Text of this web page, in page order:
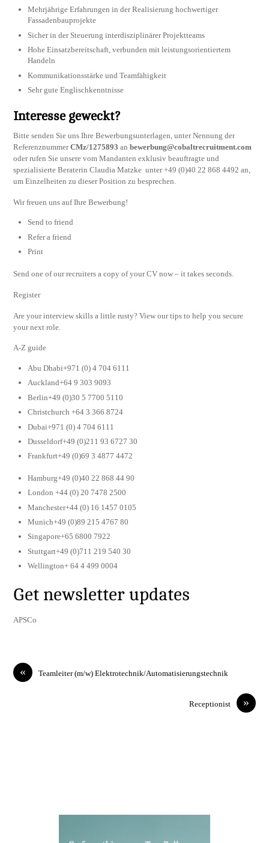
Mehrjährige Erfahrungen in der Realisierung hochwertiger
Fassadenbauprojekte
Sicher in der Steuerung interdisziplinärer Projektteams
Hohe Einsatzbereitschaft, verbunden mit leistungsorientiertem
Handeln
Kommunikationsstärke und Teamfähigkeit
Sehr gute Englischkenntnisse
Interesse geweckt?
Bitte senden Sie uns Ihre Bewerbungsunterlagen, unter Nennung der
ReferenznummerCMz/1275893 anbewerbung@cobaltrecruitment.com
oder rufen Sie unsere vom Mandanten exklusiv beauftragte und
spezialisierte Beraterin Claudia Matzke unter +49 (0)40 22 868 4492 an,
um Einzelheiten zu dieser Position zu besprechen.
Wir freuen uns auf Ihre Bewerbung!
Send to friend
Refer a friend
Print
Send one of our recruiters a copy of your CV now – it takes seconds.
Register
Are your interview skills a little rusty? View our tips to help you secure
your next role.
A-Z guide
Abu Dhabi+971 (0) 4 704 6111
Auckland+64 9 303 9093
Berlin+49 (0)30 5 7700 5110
Christchurch +64 3 366 8724
Dubai+971 (0) 4 704 6111
Dusseldorf+49 (0)211 93 6727 30
Frankfurt+49 (0)69 3 4877 4472
Hamburg+49 (0)40 22 868 44 90
London +44 (0) 20 7478 2500
Manchester+44 (0) 16 1457 0105
Munich+49 (0)89 215 4767 80
Singapore+65 6800 7922
Stuttgart+49 (0)711 219 540 30
Wellington+ 64 4 499 0004
Get newsletter updates
APSCo
« Teamleiter (m/w) Elektrotechnik/Automatisierungstechnik
»
Receptionist